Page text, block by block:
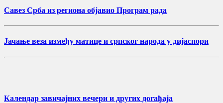
Савез Срба из региона објавио Програм рада
Јачање веза између матице и српског народа у дијаспори
Календар завичајних вечери и других догађаја